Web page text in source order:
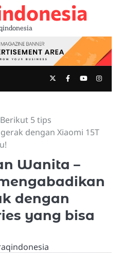
TwitterFacebook
Youtube
5 tips
dengan Xiaomi 15T
Wanita –
dengan
yang bisa